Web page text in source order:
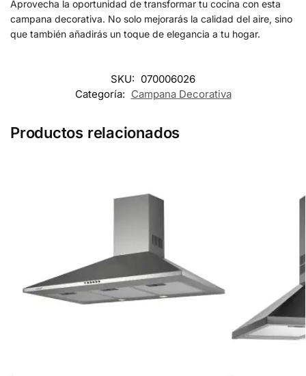
Aprovecha la oportunidad de transformar tu cocina con esta
campana decorativa. No solo mejorarás la calidad del aire, sino
que también añadirás un toque de elegancia a tu hogar.
SKU: 070006026
Categoría: Campana Decorativa
Productos relacionados